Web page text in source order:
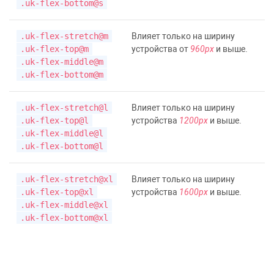
.uk-flex-bottom@s
.uk-flex-stretch@m
.uk-flex-top@m
.uk-flex-middle@m
.uk-flex-bottom@m
Влияет только на ширину
устройства от 960px и выше.
.uk-flex-stretch@l
.uk-flex-top@l
.uk-flex-middle@l
.uk-flex-bottom@l
Влияет только на ширину
устройства 1200px и выше.
.uk-flex-stretch@xl
.uk-flex-top@xl
.uk-flex-middle@xl
.uk-flex-bottom@xl
Влияет только на ширину
устройства 1600px и выше.